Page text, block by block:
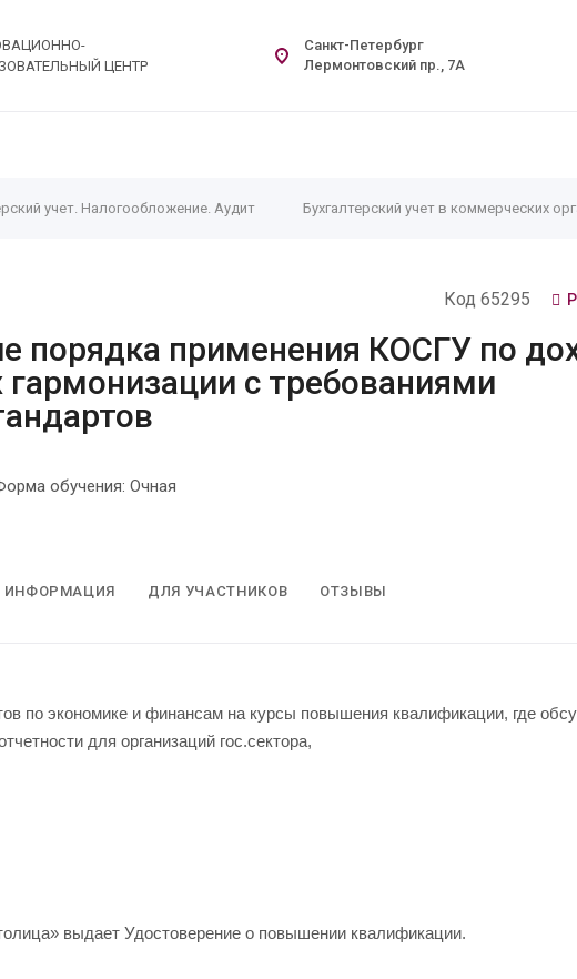
ЦЕНТР
Санкт-Петербург
Лермонтовский пр., 7А
учет. Налогообложение. Аудит Бухгалтерский учет в коммерческих
Код 65295
порядка применения КОСГУ по
гармонизации с требованиями
обучения: Очная
ИНФОРМАЦИЯ ДЛЯ УЧАСТНИКОВ ОТЗЫВЫ
по экономике и финансам на курсы повышения квалификации, где
для организаций гос.сектора,
выдает Удостоверение о повышении квалификации.